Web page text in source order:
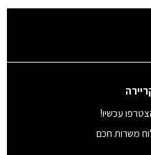
עכשיו!
משרות חכם